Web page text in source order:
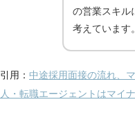
の営業スキル
考えています。
引用： 中途採用面接の流れ、
人・転職エージェントはマイ